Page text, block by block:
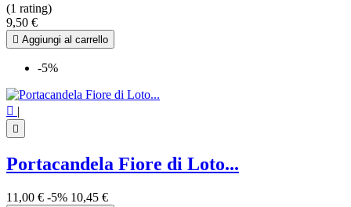
(1 rating)
9,50 €
 Aggiungi al carrello
-5%
 |

Portacandela Fiore di Loto...
11,00 € -5% 10,45 €